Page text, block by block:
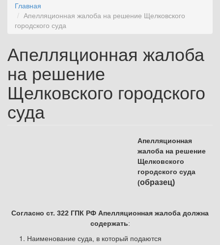
Главная
Апелляционная жалоба на решение Щелковского
городского суда
Апелляционная жалоба
на решение
Щелковского городского
суда
Апелляционная
жалоба на решение
Щелковского
городского суда
(образец)
Согласно ст. 322 ГПК РФ Апелляционная жалоба должна
содержать:
Наименование суда, в который подаются